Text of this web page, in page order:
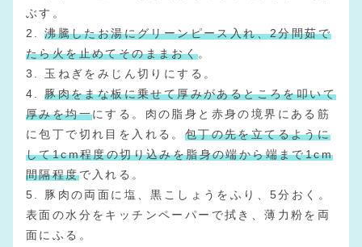
ぶす。
2.沸騰したお湯にグリーンピース入れ、2分間茹で
たら火を止めてそのままおく。
3. 玉ねぎをみじん切りにする。
4.豚肉をまな板に乗せて厚みがあるところを叩いて
厚みを均一にする。肉の脂身と赤身の境界にある筋
に包丁で切れ目を入れる。 包丁の先を立てるように
して1cm程度の切り込みを脂身の端から端まで1cm
間隔程度で入れる。
5. 豚肉の両面に塩、黒こしょうをふり、5分おく。
表面の水分をキッチンペーパーで拭き、薄力粉を両
面にふる。